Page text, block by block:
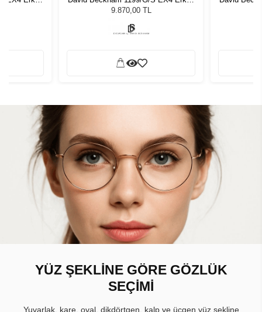
Güneş Gözlüğü
9.870,00 TL
YÜZ ŞEKLİNE GÖRE GÖZLÜK
SEÇİMİ
Yuvarlak, kare, oval, dikdörtgen, kalp ve üçgen yüz şekline